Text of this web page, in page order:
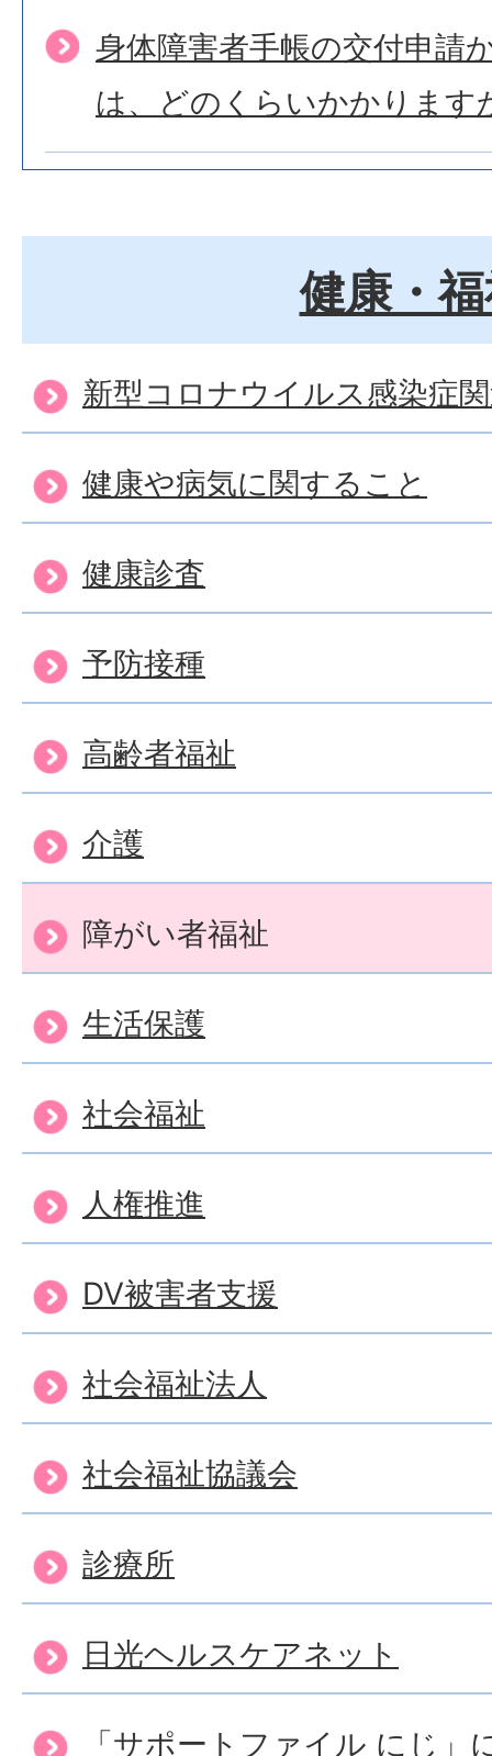
身体障害者手帳の交付申請
は、どのくらいかかります
交付を受けたいのですが。
き、手帳の返還は必要です
障害者が受けられる障害福
んな種類がありますか？
障害福祉サービス施設に入
障がい福祉サービスを利用
担について教えてください
障害のある人のための日常
どの給付について知りたい
障害のある人のための相談
健康・
新型コロナウイルス感染症
健康や病気に関すること
健康診査
予防接種
高齢者福祉
介護
障がい者福祉
生活保護
社会福祉
人権推進
DV被害者支援
社会福祉法人
社会福祉協議会
診療所
日光ヘルスケアネット
「サポートファイル にじ」